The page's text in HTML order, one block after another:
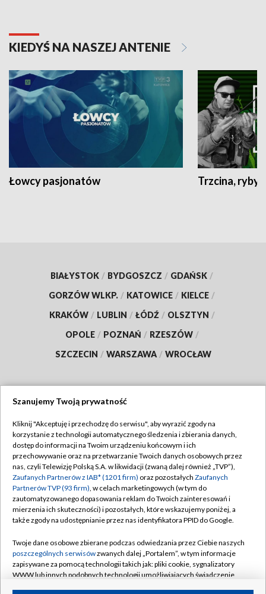
KIEDYŚ NA NASZEJ ANTENIE
Łowcy pasjonatów Trzcina, ryby
BIAŁYSTOK / BYDGOSZCZ / GDAŃSK /
GORZÓW WLKP. / KATOWICE / KIELCE /
KRAKÓW / LUBLIN / ŁÓDŹ / OLSZTYN /
OPOLE / POZNAŃ / RZESZÓW /
SZCZECIN / WARSZAWA / WROCŁAW
TVP
Abonament TVP
Emisja w TVP
Centrum informacji TVP
Naziemna Telewizja Cyfrowa
Rada Programowa
System NOS
Informacje o nadawcy
Regulamin TVP
Polityka prywatności
Moje zgody
Pomoc
Kontakt
Szanujemy Twoją prywatność
Kliknij "Akceptuję i przechodzę do serwisu", aby wyrazić zgody na
korzystanie z technologii automatycznego śledzenia i zbierania danych,
dostęp do informacji na Twoim urządzeniu końcowym i ich
przechowywanie oraz na przetwarzanie Twoich danych osobowych przez
nas, czyli Telewizję Polską S.A. w likwidacji (zwaną dalej również „TVP”),
Zaufanych Partnerów z IAB* (1201 firm) oraz pozostałych Zaufanych
Partnerów TVP (93 firm), w celach marketingowych (w tym do
zautomatyzowanego dopasowania reklam do Twoich zainteresowań i
mierzenia ich skuteczności) i pozostałych, które wskazujemy poniżej, a
także zgody na udostępnianie przez nas identyfikatora PPID do Google.
Twoje dane osobowe zbierane podczas odwiedzania przez Ciebie naszych
poszczególnych serwisówzwanych dalej „Portalem”, w tym informacje
zapisywane za pomocą technologii takich jak: pliki cookie, sygnalizatory
WWW lub innych podobnych technologii umożliwiających świadczenie